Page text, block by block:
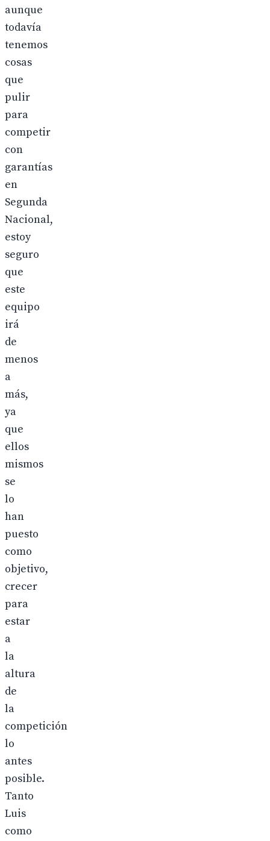
aunque
todavía
tenemos
cosas
que
pulir
para
competir
con
garantías
en
Segunda
Nacional,
estoy
seguro
que
este
equipo
irá
de
menos
a
más,
ya
que
ellos
mismos
se
lo
han
puesto
como
objetivo,
crecer
para
estar
a
la
altura
de
la
competición
lo
antes
posible.
Tanto
Luis
como